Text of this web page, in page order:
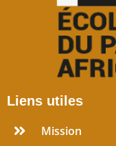
Liens utiles
Mission